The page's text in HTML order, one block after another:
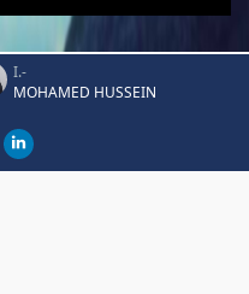
I.-
MOHAMED HUSSEIN